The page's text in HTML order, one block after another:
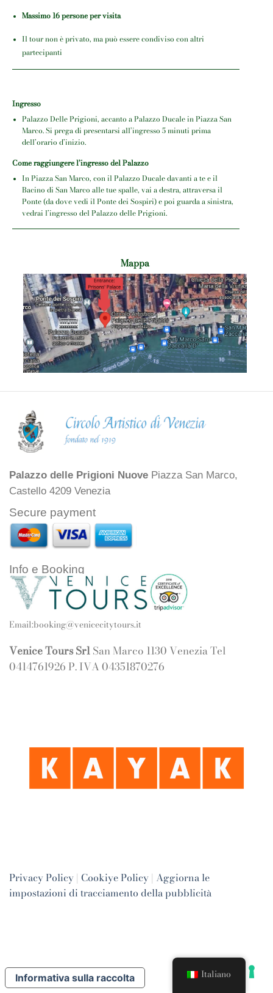
Massimo 16 persone per visita
Il tour non è privato, ma può essere condiviso con altri
partecipanti
Ingresso
Palazzo Delle Prigioni, accanto a Palazzo Ducale in Piazza San
Marco. Si prega di presentarsi all’ingresso 5 minuti prima
dell’orario d’inizio.
Come raggiungere l’ingresso del Palazzo
In Piazza San Marco, con il Palazzo Ducale davanti a te e il
Bacino di San Marco alle tue spalle, vai a destra, attraversa il
Ponte (da dove vedi il Ponte dei Sospiri) e poi guarda a sinistra,
vedrai l’ingresso del Palazzo delle Prigioni.
Mappa
Palazzo delle Prigioni Nuove Piazza San Marco,
Castello 4209 Venezia
Secure payment
Info e Booking
Email:booking@venicecitytours.it
Venice Tours SrlSan Marco 1130 Venezia Tel
0414761926 P. IVA 04351870276
Privacy Policy | Cookiye Policy | Aggiorna le
impostazioni di tracciamento della pubblicità
Italiano
Informativa sulla raccolta